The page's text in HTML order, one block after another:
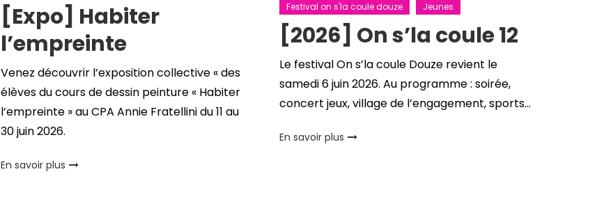
[Expo] Habiter
l’empreinte
Venez découvrir l’exposition collective « des
élèves du cours de dessin peinture « Habiter
l’empreinte » au CPA Annie Fratellini du 11 au
30 juin 2026.
En savoir plus
Festival on s'la coule douze
Jeunes
[2026] On s’la coule 12
Le festival On s’la coule Douze revient le
samedi 6 juin 2026. Au programme : soirée,
concert jeux, village de l’engagement, sports…
En savoir plus